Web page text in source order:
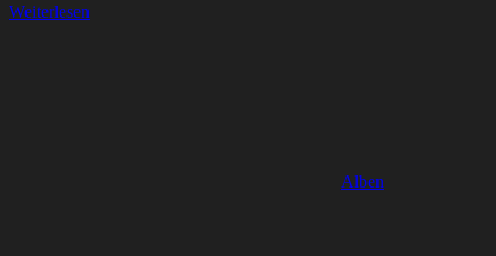
Weiterlesen
Alben